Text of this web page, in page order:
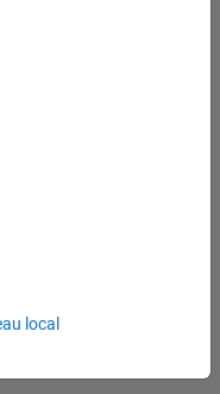
local